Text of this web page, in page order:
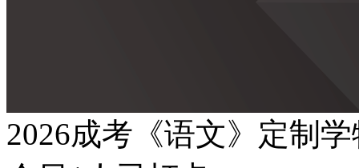
2026成考《语文》定制